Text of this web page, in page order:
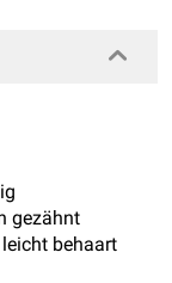
gezähnt
behaart